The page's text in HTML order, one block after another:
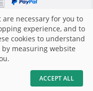
|Web sitesi fotograf.de
necessary for you to
experience, and to
cookies to understand
measuring website
ACCEPT ALL